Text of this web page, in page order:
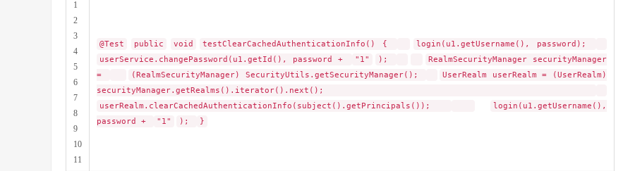
1
2
3
4
5
6
7
8
9
10
11
@Test public void testClearCachedAuthenticationInfo() {
login(u1.getUsername(), password);
userService.changePassword(u1.getId(), password +
"1" );
RealmSecurityManager securityManager
=
(RealmSecurityManager) SecurityUtils.getSecurityManager();
UserRealm userRealm = (UserRealm)
securityManager.getRealms().iterator().next();
userRealm.clearCachedAuthenticationInfo(subject().getPrincipals());
login(u1.getUsername(),
password +
"1" ); }